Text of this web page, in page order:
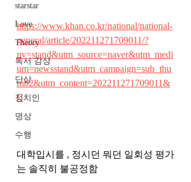
starstar
Love
Theory
독서 감상
단상
정치인
명상
수행
https://www.khan.co.kr/national/national-
general/article/202211271709011/?
nv=stand&utm_source=naver&utm_medi
um=newsstand&utm_campaign=sub_thu
mb2&utm_content=202211271709011&
C
대학입시를 , 정시던 뭐던 일회성 평가
는 솔직히 불공정함